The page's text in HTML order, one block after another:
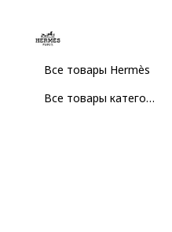
Все товары Hermès
Все товары категории